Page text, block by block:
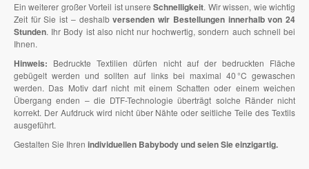
Ein weiterer großer Vorteil ist unsereSchnelligkeit. Wir wissen, wie wichtig
Zeit für Sie ist – deshalbversenden wir Bestellungen innerhalb von 24
Stunden. Ihr Body ist also nicht nur hochwertig, sondern auch schnell bei
Ihnen.
Hinweis: Bedruckte Textilien dürfen nicht auf der bedruckten Fläche
gebügelt werden und sollten auf links bei maximal 40 °C gewaschen
werden. Das Motiv darf nicht mit einem Schatten oder einem weichen
Übergang enden – die DTF-Technologie überträgt solche Ränder nicht
korrekt. Der Aufdruck wird nicht über Nähte oder seitliche Teile des Textils
ausgeführt.
Gestalten Sie Ihren individuellen Babybody und seien Sie einzigartig.